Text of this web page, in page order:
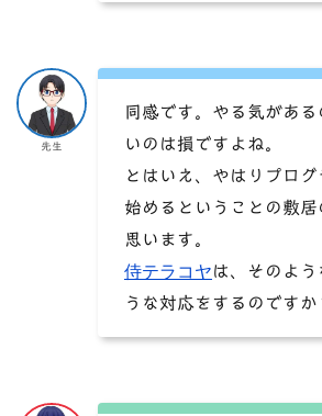
先生
同感です。やる気があ
いのは損ですよね。
とはいえ、やはりプロ
始めるということの敷居
思います。
侍テラコヤは、そのよ
うな対応をするのですか